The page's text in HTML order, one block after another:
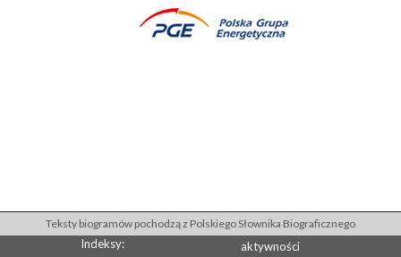
Teksty biogramów pochodzą z Polskiego Słownika Biograficznego
Indeksy: aktywności